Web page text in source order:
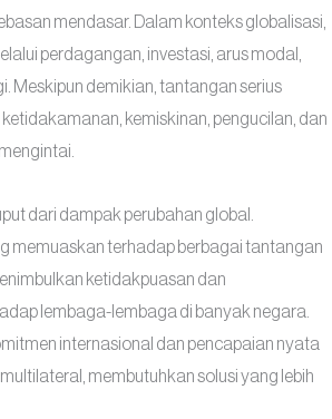
mendasar. Dalam konteks globalisasi,
perdagangan, investasi, arus modal,
Meskipun demikian, tantangan serius
kemiskinan, pengucilan, dan
dari dampak perubahan global.
memuaskan terhadap berbagai tantangan
ketidakpuasan dan
lembaga-lembaga di banyak negara.
internasional dan pencapaian nyata
membutuhkan solusi yang lebih